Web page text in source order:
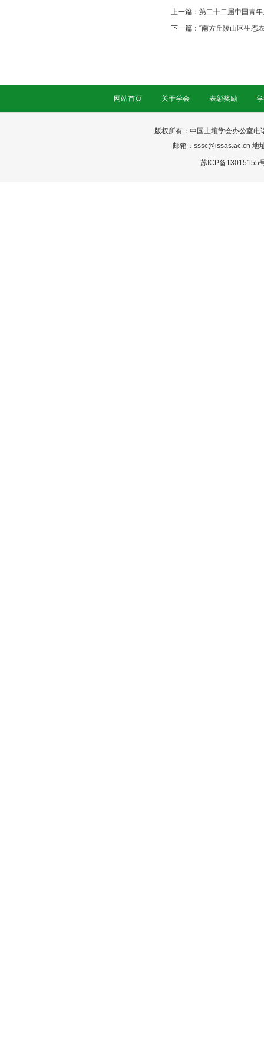
上一篇： 第二十二届中国青
下一篇： “南方丘陵山区生态
网站首页 关于学会 表彰奖励
版权所有：中国土壤学会办公室
邮箱：sssc@issas.ac.cn 地
苏ICP备13015155